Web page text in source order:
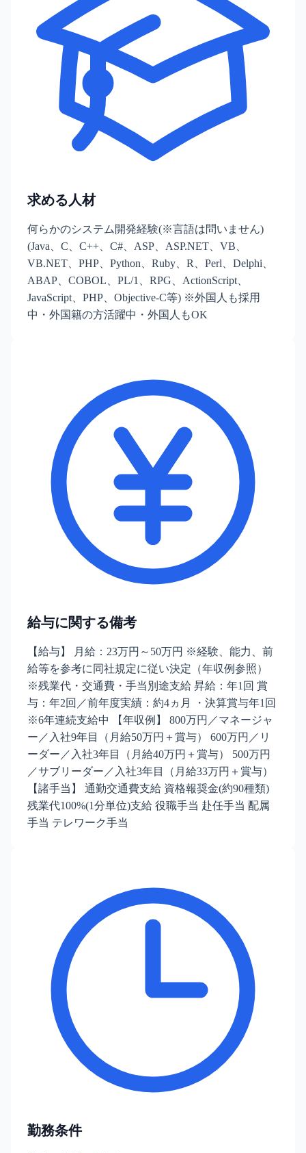
求める人材
何らかのシステム開発経験(※言語は問いません)
(Java、C、C++、C#、ASP、ASP.NET、VB、
VB.NET、PHP、Python、Ruby、R、Perl、Delphi、
ABAP、COBOL、PL/1、RPG、ActionScript、
JavaScript、PHP、Objective-C等) ※外国人も採用
中・外国籍の方活躍中・外国人もOK
給与に関する備考
【給与】 月給：23万円～50万円 ※経験、能力、前
給等を参考に同社規定に従い決定（年収例参照）
※残業代・交通費・手当別途支給 昇給：年1回 賞
与：年2回／前年度実績：約4ヵ月 ・決算賞与年1回
※6年連続支給中 【年収例】 800万円／マネージャ
ー／入社9年目（月給50万円＋賞与） 600万円／リ
ーダー／入社3年目（月給40万円＋賞与） 500万円
／サブリーダー／入社3年目（月給33万円＋賞与）
【諸手当】 通勤交通費支給 資格報奨金(約90種類)
残業代100%(1分単位)支給 役職手当 赴任手当 配属
手当 テレワーク手当
勤務条件